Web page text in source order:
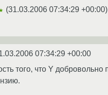
(31.03.2006 07:34:29 +00:00)
07:34:29 +00:00
того, что Y